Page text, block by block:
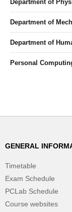
Department of
Department of
Department of
Personal
GENERAL
Timetable
Exam Schedule
PCLab Schedule
Course websites